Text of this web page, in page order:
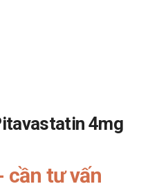
4mg
cần tư vấn